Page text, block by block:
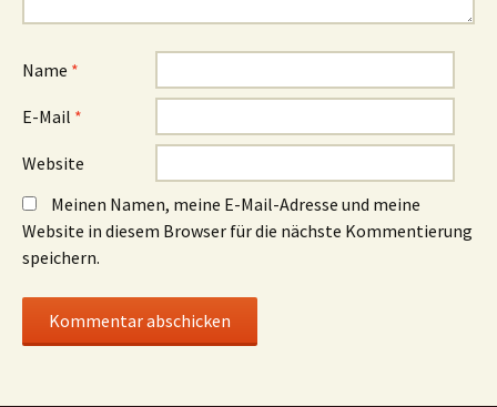
Name *
E-Mail *
Website
Meinen Namen, meine E-Mail-Adresse und meine
Website in diesem Browser für die nächste Kommentierung
speichern.